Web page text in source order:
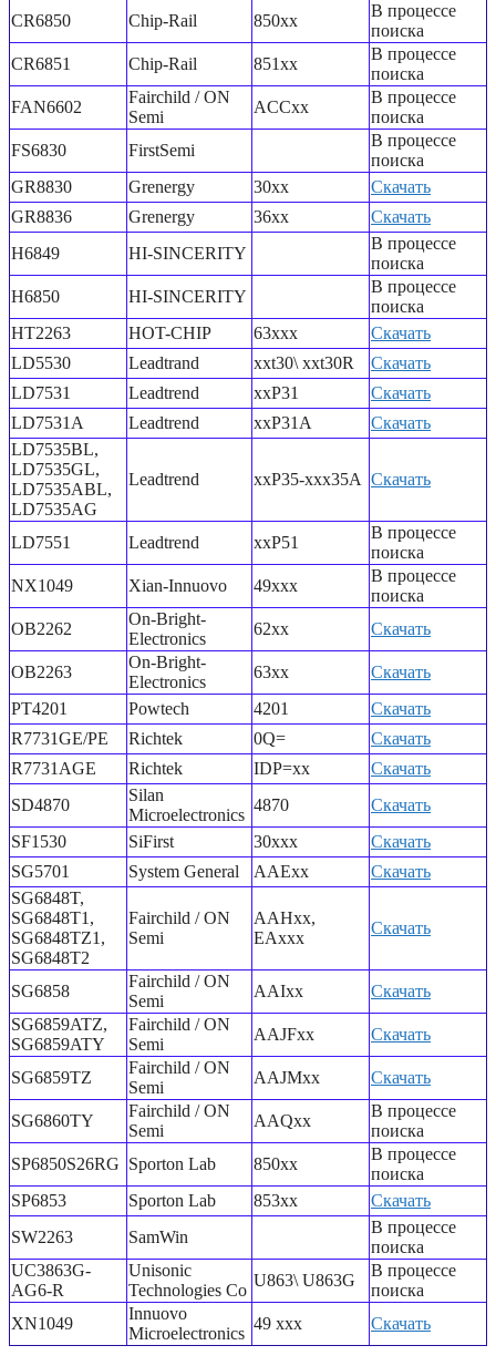
CR6850
Chip-Rail 850xx
В процессе
поиска
CR6851
Chip-Rail 851xx
В процессе
поиска
FAN6602
Fairchild / ON
Semi
ACCxx
В процессе
поиска
FS6830
FirstSemi
В процессе
поиска
GR8830
Grenergy 30xx
Скачать
GR8836
Grenergy 36xx
Скачать
H6849
HI-SINCERITY
В процессе
поиска
H6850
HI-SINCERITY
В процессе
поиска
HT2263
HOT-CHIP 63xxx
Скачать
LD5530
Leadtrand xxt30\ xxt30R
Скачать
LD7531
Leadtrend xxP31
Скачать
LD7531A
Leadtrend xxP31A
Скачать
LD7535BL,
LD7535GL,
LD7535ABL,
LD7535AG
Leadtrend xxP35-xxx35A Скачать
LD7551 Leadtrend xxP51
В процессе
поиска
NX1049
Xian-Innuovo 49xxx
В процессе
поиска
OB2262
On-Bright-
Electronics
62xx Скачать
OB2263
On-Bright-
Electronics
63xx
Скачать
PT4201
Powtech 4201
Скачать
R7731GE/PE
Richtek 0Q=
Скачать
R7731AGE
Richtek IDP=xx
Скачать
SD4870
Silan
Microelectronics
4870
Скачать
SF1530
SiFirst 30xxx
Скачать
SG5701
System General AAExx
Скачать
SG6848T,
SG6848T1,
SG6848TZ1,
SG6848T2
Fairchild / ON
Semi
AAHxx,
EAxxx
Скачать
SG6858
Fairchild / ON
Semi
AAIxx
Скачать
SG6859ATZ,
SG6859ATY
Fairchild / ON
Semi
AAJFxx Скачать
SG6859TZ
Fairchild / ON
Semi
AAJMxx Скачать
SG6860TY
Fairchild / ON
Semi
AAQxx
В процессе
поиска
SP6850S26RG Sporton Lab 850xx
В процессе
поиска
SP6853
Sporton Lab 853xx
Скачать
SW2263
SamWin
В процессе
поиска
UC3863G-
AG6-R
Unisonic
Technologies Co
U863\ U863G
В процессе
поиска
XN1049
Innuovo
Microelectronics
49 xxx Скачать